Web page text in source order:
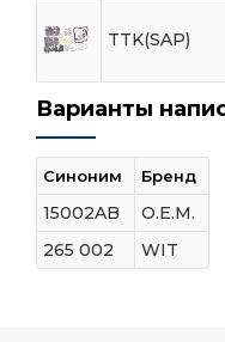
TTK(SAP)
Варианты
Синоним Бренд
15002AB
O.E.M.
265 002
WIT